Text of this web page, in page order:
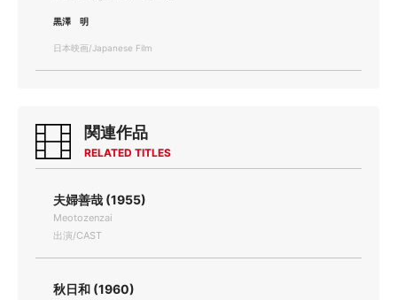
黒澤 明
日本映画/Japanese Film
関連作品
RELATED TITLES
夫婦善哉 (1955)
Meotozenzai
出演/CAST
秋日和 (1960)